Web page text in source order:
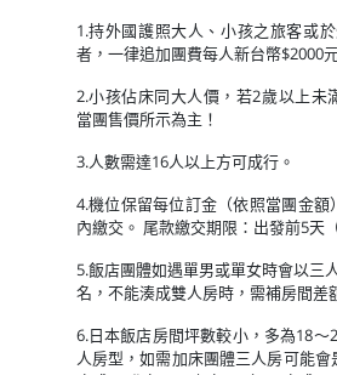
1.持外國護照大人、小孩之旅客或
者，一律追加團費每人新台幣$2000
2.小孩佔床同大人價，若2歲以上未
當團售價所示為主！
3.人數需達16人以上方可成行。
4.機位保留每位訂金（依照當團金額
內繳交。 尾款繳交期限：出發前5天
5.飯店團體如遇單男或單女時會以三
名，不能湊成雙人房時，需補房間差
6.日本飯店房間坪數較小，多為18～
人房型，如需加床團體三人房可能